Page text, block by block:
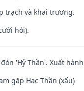
trạch và khai trương.
hỏi).
'Hỷ Thần'. Xuất
gặp Hạc Thần (xấu)